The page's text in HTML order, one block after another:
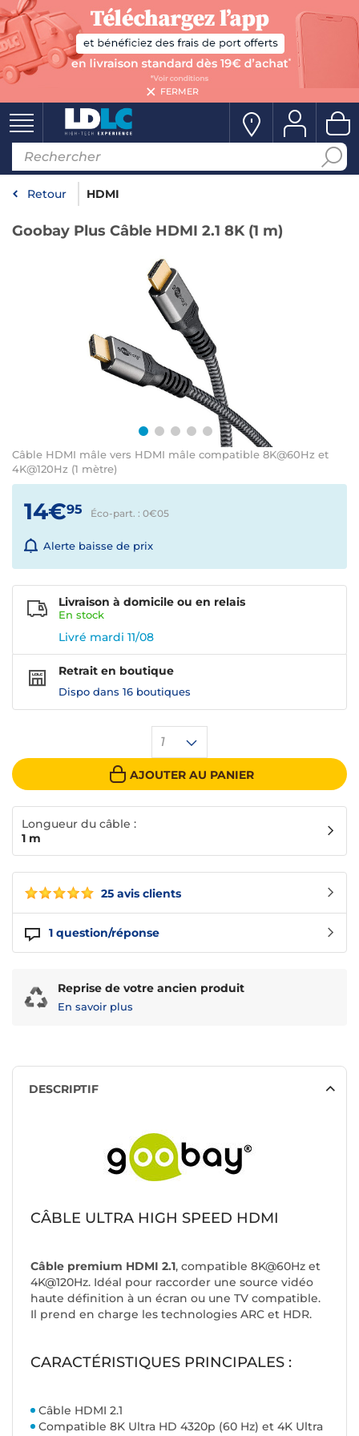
FERMER
Retour HDMI
Goobay Plus Câble HDMI 2.1 8K (1 m)
Câble HDMI mâle vers HDMI mâle compatible 8K@60Hz et
4K@120Hz (1 mètre)
25 avis clients
1 question/réponse
14€95 Éco-part. : 0€05
Alerte baisse de prix
1
AJOUTER AU PANIER
Livraison à domicile ou en relais
En stock
Livré mardi 11/08
Retrait en boutique
Dispo dans 16 boutiques
Longueur du câble :
1 m
Reprise de votre ancien produit
En savoir plus
DESCRIPTIF
CÂBLE ULTRA HIGH SPEED HDMI
Câble premium HDMI 2.1, compatible 8K@60Hz et
4K@120Hz. Idéal pour raccorder une source vidéo
haute définition à un écran ou une TV compatible.
Il prend en charge les technologies ARC et HDR.
CARACTÉRISTIQUES PRINCIPALES :
Câble HDMI 2.1
Compatible 8K Ultra HD 4320p (60 Hz) et 4K Ultra